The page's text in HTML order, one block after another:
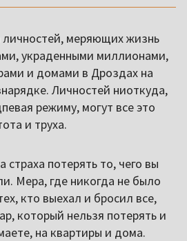
меряющих жизнь
украденными миллионами,
и домами в Дроздах на
Личностей ниоткуда,
режиму, могут все это
и труха.
потерять то, чего вы
Мера, где никогда не было
кто выехал и бросил все,
который нельзя потерять и
на квартиры и дома.